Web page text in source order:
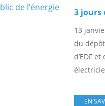
13
du
d’EDF
EN